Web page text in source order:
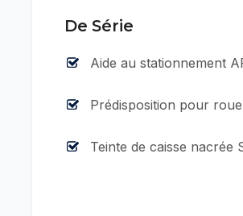
De Série
Aide au stationnement
Prédisposition pour
Teinte de caisse nacrée